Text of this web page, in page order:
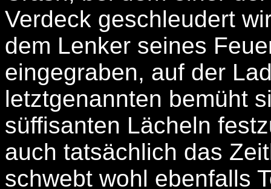
Verdeck geschleudert
dem Lenker seines
eingegraben, auf der
letztgenannten bemüht
süffisanten Lächeln
auch tatsächlich das
schwebt wohl ebenfalls